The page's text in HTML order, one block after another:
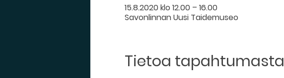
15.8.2020 klo 12.00 – 16.00
Savonlinnan Uusi Taidemuseo
Tietoa tapahtumasta